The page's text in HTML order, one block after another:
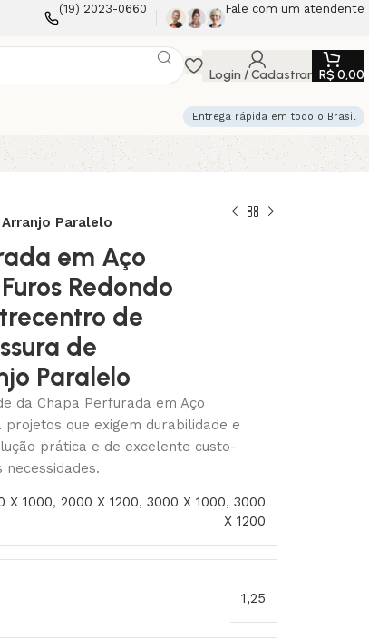
(19) 2023-0660 Fale com um atendente
Login / Cadastrar R$ 0,00
Entrega rápida em todo o Brasil
Paralelo
em Aço
Redondo
de
de
Paralelo
da Chapa Perfurada em Aço
projetos que exigem durabilidade e
prática e de excelente custo-
X 1000, 2000 X 1200, 3000 X 1000, 3000
X 1200
1,25